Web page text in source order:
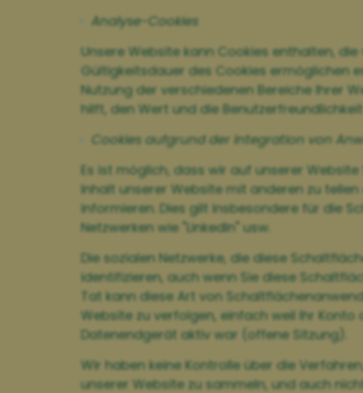
Analyse-Cookies
Unsere Website kann Cookies enthalten,
Gültigkeitsdauer des Cookies ermöglichen
Nutzung der verschiedenen Bereiche Ihrer
hilft, den Wert und die
Cookies aufgrund der Integration von
Es ist möglich, dass wir auf unserer
Inhalt unserer Website mit anderen zu
informieren. Dies gilt insbesondere für die
Netzwerken wie "LinkedIn" usw.
Die sozialen Netzwerke, die diese
identifizieren, auch wenn Sie diese
Tat kann diese Art von
Website zu verfolgen, einfach weil Ihr
Datenendgerät aktiv war (offene Sitzung).
Wir haben keine Kontrolle über die
unserer Website zu sammeln, und auch